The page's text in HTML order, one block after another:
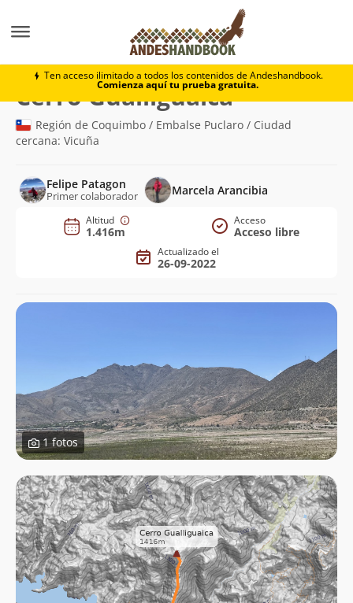
Ten acceso ilimitado a todos los contenidos de Andeshandbook.
Comienza aquí tu prueba gratuita.
Cerro Gualliguaica
Cerro Gualliguaica(1.416m)
Región de Coquimbo / Embalse Puclaro / Ciudad
cercana: Vicuña
Felipe Patagon
Primer colaborador Marcela Arancibia
Altitud
1.416m
Acceso
Acceso libre
Actualizado el
26-09-2022
1 fotos